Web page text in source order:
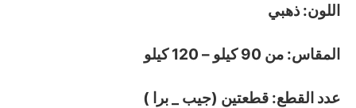
اللون: ذهبي
المقاس: من 90 كيلو – 120 كيلو
عدد القطع: قطعتين (جيب _ برا )